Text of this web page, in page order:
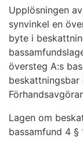
Upplösningen
synvinkel en
byte i
översteg A:s
Lagen om
bassamfund 4 §